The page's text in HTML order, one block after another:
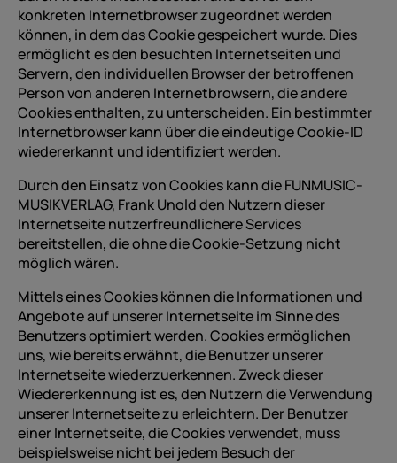
konkreten Internetbrowser zugeordnet werden
können, in dem das Cookie gespeichert wurde. Dies
ermöglicht es den besuchten Internetseiten und
Servern, den individuellen Browser der betroffenen
Person von anderen Internetbrowsern, die andere
Cookies enthalten, zu unterscheiden. Ein bestimmter
Internetbrowser kann über die eindeutige Cookie-ID
wiedererkannt und identifiziert werden.
Durch den Einsatz von Cookies kann die FUNMUSIC-
MUSIKVERLAG, Frank Unold den Nutzern dieser
Internetseite nutzerfreundlichere Services
bereitstellen, die ohne die Cookie-Setzung nicht
möglich wären.
Mittels eines Cookies können die Informationen und
Angebote auf unserer Internetseite im Sinne des
Benutzers optimiert werden. Cookies ermöglichen
uns, wie bereits erwähnt, die Benutzer unserer
Internetseite wiederzuerkennen. Zweck dieser
Wiedererkennung ist es, den Nutzern die Verwendung
unserer Internetseite zu erleichtern. Der Benutzer
einer Internetseite, die Cookies verwendet, muss
beispielsweise nicht bei jedem Besuch der